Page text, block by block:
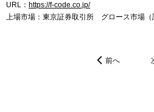
URL： https://f-code.co.jp/
上場市場：東京証券取引所 グロース市場（
前へ